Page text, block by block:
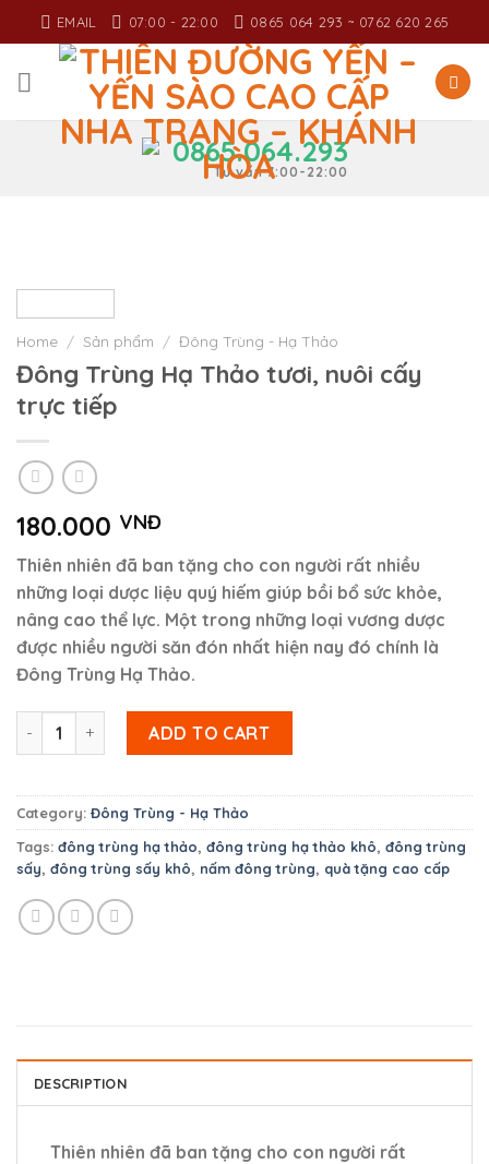
to
content
EMAIL 07:00 - 22:00 0865 064 293 ~ 0762 620 265
0865.064.293
Tư vấn 7:00-22:00
Home / Sản phẩm / Đông Trùng - Hạ Thảo
Đông Trùng Hạ Thảo tươi, nuôi cấy
trực tiếp
180.000 VNĐ
Thiên nhiên đã ban tặng cho con người rất nhiều
những loại dược liệu quý hiếm giúp bồi bổ sức khỏe,
nâng cao thể lực. Một trong những loại vương dược
được nhiều người săn đón nhất hiện nay đó chính là
Đông Trùng Hạ Thảo.
Đông Trùng Hạ Thảo tươi, nuôi cấy trực tiếp quantity
ADD TO CART
Category: Đông Trùng - Hạ Thảo
Tags: đông trùng hạ thảo, đông trùng hạ thảo khô, đông trùng
sấy, đông trùng sấy khô, nấm đông trùng, quà tặng cao cấp
DESCRIPTION
Thiên nhiên đã ban tặng cho con người rất